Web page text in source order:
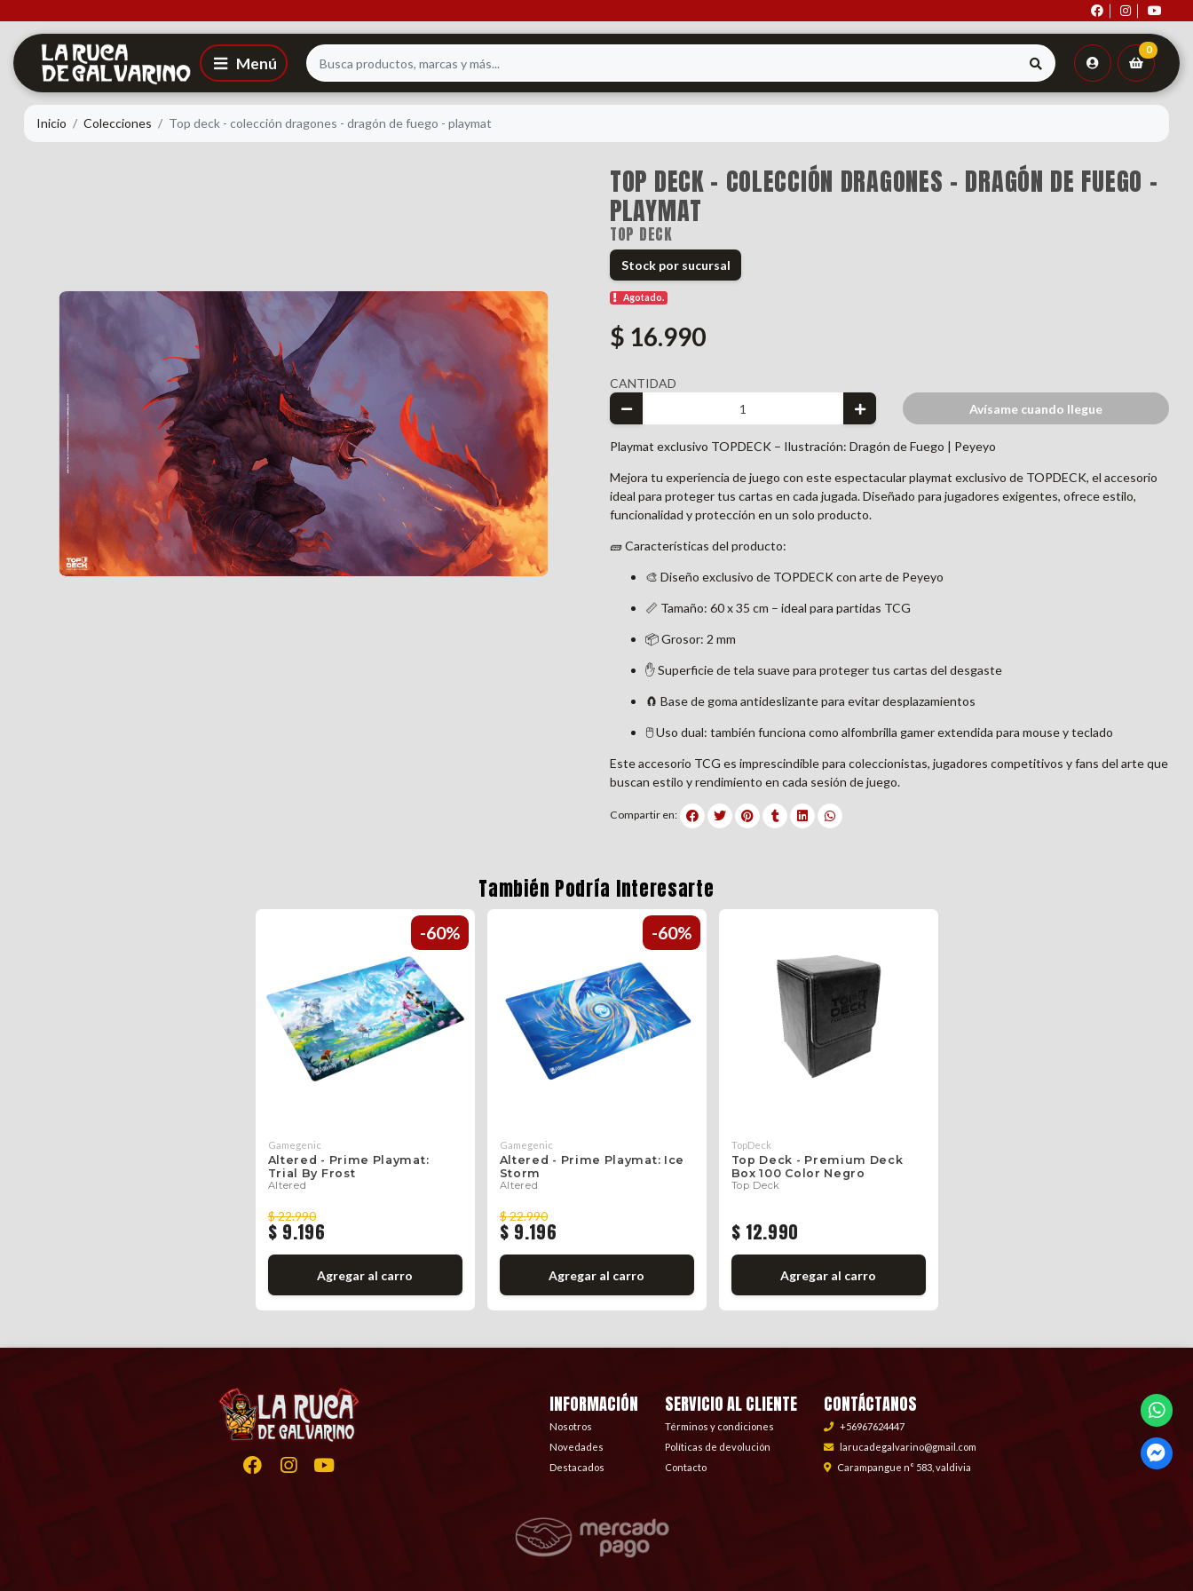
0
Inicio Colecciones Top deck - colección dragones - dragón de fuego - playmat
TOP DECK - COLECCIÓN DRAGONES - DRAGÓN DE FUEGO -
PLAYMAT
TOP DECK
Stock por sucursal
Agotado.
$ 16.990
CANTIDAD
Avísame cuando llegue
Playmat exclusivo TOPDECK – Ilustración: Dragón de Fuego | Peyeyo
Mejora tu experiencia de juego con este espectacular playmat exclusivo de TOPDECK, el accesorio
ideal para proteger tus cartas en cada jugada. Diseñado para jugadores exigentes, ofrece estilo,
funcionalidad y protección en un solo producto.
🧱 Características del producto:
🎨 Diseño exclusivo de TOPDECK con arte de Peyeyo
📏 Tamaño: 60 x 35 cm – ideal para partidas TCG
📦 Grosor: 2 mm
✋ Superficie de tela suave para proteger tus cartas del desgaste
🧲 Base de goma antideslizante para evitar desplazamientos
🖱️ Uso dual: también funciona como alfombrilla gamer extendida para mouse y teclado
Este accesorio TCG es imprescindible para coleccionistas, jugadores competitivos y fans del arte que
buscan estilo y rendimiento en cada sesión de juego.
Compartir en:
También Podría Interesarte
-60%
Gamegenic
Altered - Prime Playmat:
Trial By Frost
Altered
$ 22.990
$ 9.196
Agregar al carro
-60%
Gamegenic
Altered - Prime Playmat: Ice
Storm
Altered
$ 22.990
$ 9.196
Agregar al carro
TopDeck
Top Deck - Premium Deck
Box 100 Color Negro
Top Deck
$ 12.990
Agregar al carro
INFORMACIÓN
Nosotros
Novedades
Destacados
SERVICIO AL CLIENTE
Términos y condiciones
Políticas de devolución
Contacto
CONTÁCTANOS
+56967624447
larucadegalvarino@gmail.com
Carampangue n° 583, valdivia